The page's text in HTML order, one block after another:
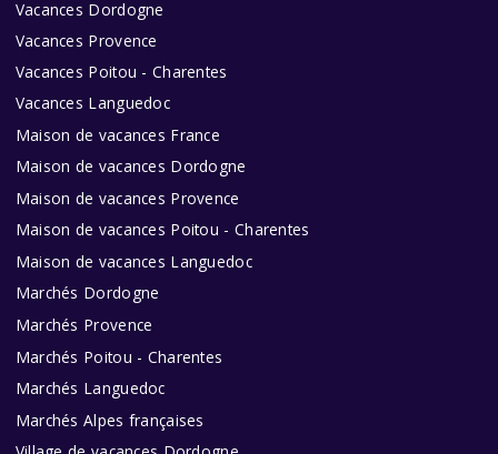
Vacances Dordogne
Vacances Provence
Vacances Poitou - Charentes
Vacances Languedoc
Maison de vacances France
Maison de vacances Dordogne
Maison de vacances Provence
Maison de vacances Poitou - Charentes
Maison de vacances Languedoc
Marchés Dordogne
Marchés Provence
Marchés Poitou - Charentes
Marchés Languedoc
Marchés Alpes françaises